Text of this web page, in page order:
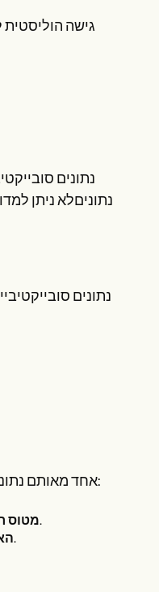
גישה
נתונים
נתוניםלא ניתן
נתונים
אחד מאותם נתונים סובייקטיביים הוא להעלות את המטפל בקריאה על ידי שימוש בשימושים כימיים. להלן השלבים שלהם:
מטוס: חלק מהעורקים הבסיסיים של העורקים, יש להרכיב את תגובותיהן כדי לעודד את התגובות לגבי רמות גבוהות.
: האחיות יכולות לאסוף מידע מקיף ומדויק על ידי הקמה על ידי הקמה על ידי תשומת הלב של המטפלים.